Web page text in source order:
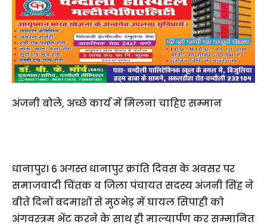
अंजनी बोले, अच्छे कार्य में मिलना चाहिए सम्मान
धानापुर। 6 अगस्त धानापुर क्रांति दिवस के अवसर पर
समाजवादी चिंतक व जिला पंचायत सदस्य अंजनी सिंह ने
बीते दिनों बदमाशों से मुठभेड़ में घायल सिपाही को
अंगवस्त्रम भेंट करने के साथ ही माल्यार्पण कर सम्मानित